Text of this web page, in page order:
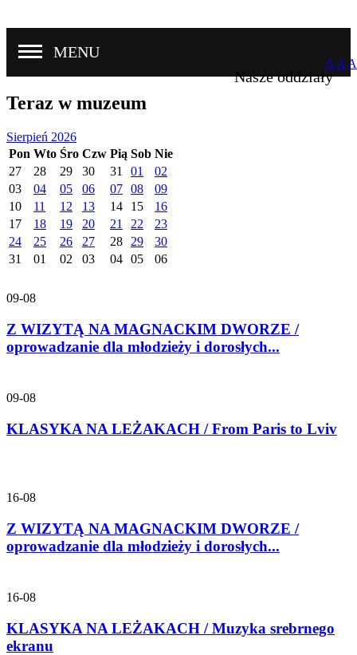
Nasze oddziały
MENU
Teraz w muzeum
Sierpień 2026
Pon Wto Śro Czw Pią Sob Nie
27
28 29 30 31 01
02
03
04 05 06 07 08
09
10
11 12 13 14 15
16
17
18 19 20 21 22
23
24
25 26 27 28 29
30
31
01 02 03 04 05 06
09-08
Z WIZYTĄ NA MAGNACKIM DWORZE /
oprowadzanie dla młodzieży i dorosłych...
09-08
KLASYKA NA LEŻAKACH / From Paris to Lviv
16-08
Z WIZYTĄ NA MAGNACKIM DWORZE /
oprowadzanie dla młodzieży i dorosłych...
16-08
KLASYKA NA LEŻAKACH / Muzyka srebrnego
ekranu
A A A